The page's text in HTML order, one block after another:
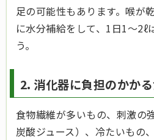
足の可能性もあります。喉が
に水分補給をして、1日1～2ℓ
う。
2. 消化器に負担のかか
食物繊維が多いもの、刺激の
炭酸ジュース）、冷たいもの